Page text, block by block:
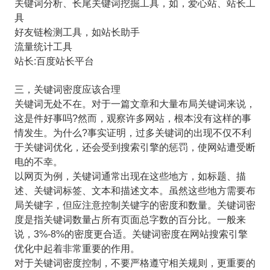
关键词分析、长尾关键词挖掘工具，如，爱心站、站长工
具
好友链检测工具，如站长助手
流量统计工具
站长:百度站长平台
三，关键词密度应该合理
关键词无处不在。对于一篇文章和大量布局关键词来说，
这是件好事吗?然而，观察许多网站，根本没有这样的事
情发生。为什么?事实证明，过多关键词的出现不仅不利
于关键词优化，还会受到搜索引擎的惩罚，使网站遭受断
电的不幸。
以网页为例，关键词通常出现在这些地方，如标题、描
述、关键词标签、文本和描述文本。虽然这些地方需要布
局关键字，但应注意控制关键字的密度和数量。关键词密
度是指关键词数量占所有页面总字数的百分比。一般来
说，3%-8%的密度更合适。关键词密度在网站搜索引擎
优化中起着非常重要的作用。
对于关键词密度控制，不要严格遵守相关规则，更重要的